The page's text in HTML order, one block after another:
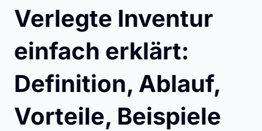
Verlegte Inventur
einfach erklärt:
Definition, Ablauf,
Vorteile, Beispiele